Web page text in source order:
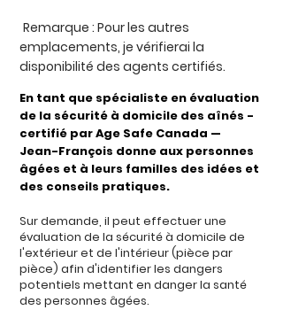
Remarque : Pour les autres
emplacements, je vérifierai la
disponibilité des agents certifiés.
En tant que spécialiste en évaluation
de la sécurité à domicile des aînés -
certifié par Age Safe Canada —
Jean-François donne aux personnes
âgées et à leurs familles des idées et
des conseils pratiques.
Sur demande, il peut effectuer une
évaluation de la sécurité à domicile de
l'extérieur et de l'intérieur (pièce par
pièce) afin d'identifier les dangers
potentiels mettant en danger la santé
des personnes âgées.